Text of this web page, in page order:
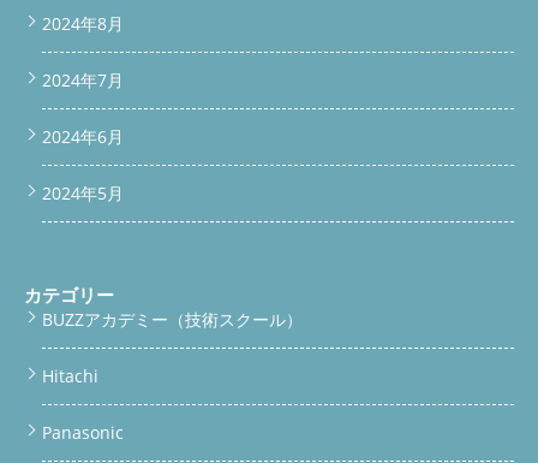
2024年8月
2024年7月
2024年6月
2024年5月
カテゴリー
BUZZアカデミー（技術スクール）
Hitachi
Panasonic